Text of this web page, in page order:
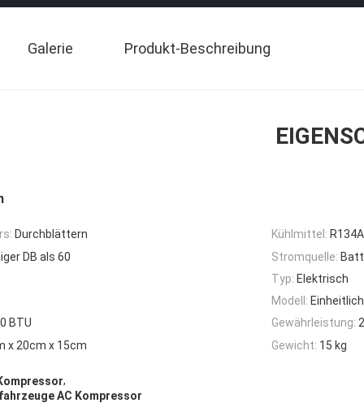
Galerie Produkt-Beschreibung
Durchblättern Kühlmittel: R134A
DB als 60 Stromquelle:
Typ: Elektrisch
Modell:
BTU Gewährleistung:
x 20cm x 15cm Gewicht: 15 kg
,
AC Kompressor